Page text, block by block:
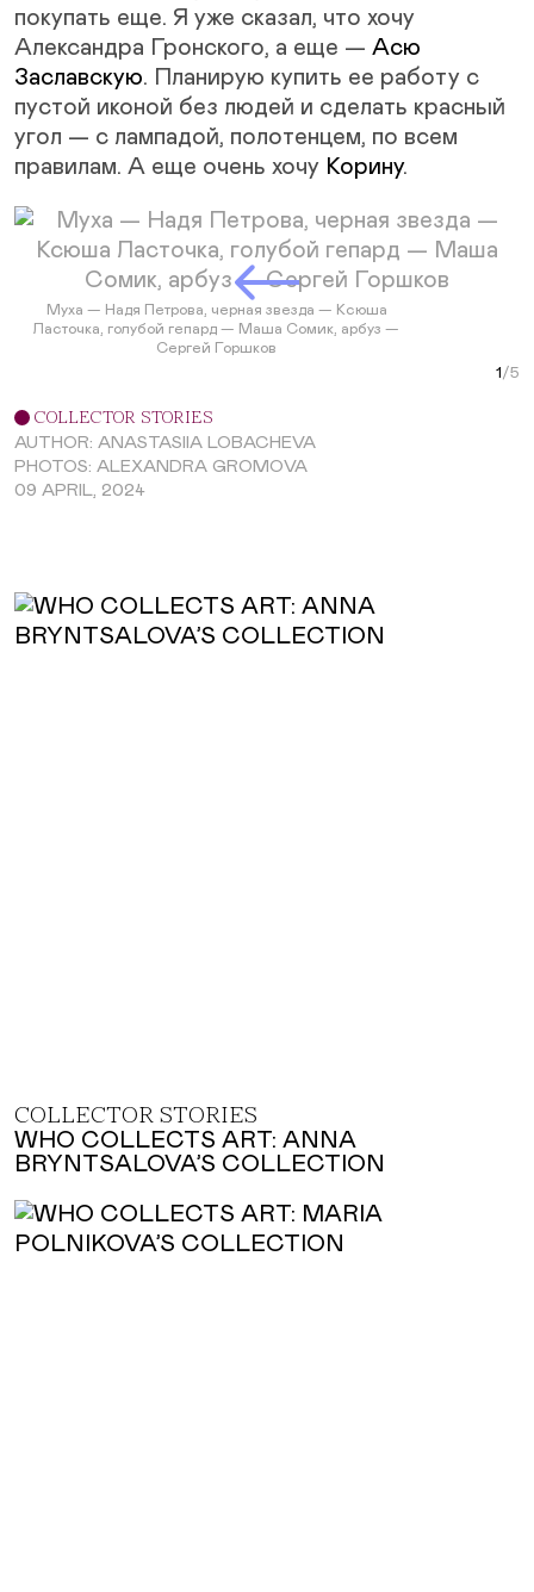
покупать еще. Я уже сказал, что хочу
Александра Гронского, а еще — Асю
Заславскую. Планирую купить ее работу с
пустой иконой без людей и сделать красный
угол — с лампадой, полотенцем, по всем
правилам. А еще очень хочу Корину.
Next Slide
Муха — Надя Петрова, черная звезда — Ксюша
Ласточка, голубой гепард — Маша Сомик, арбуз —
Сергей Горшков
COLLECTOR STORIES
AUTHOR: ANASTASIIA LOBACHEVA
PHOTOS: ALEXANDRA GROMOVA
09 APRIL, 2024
COLLECTOR STORIES
WHO COLLECTS ART: ANNA
BRYNTSALOVA’S COLLECTION